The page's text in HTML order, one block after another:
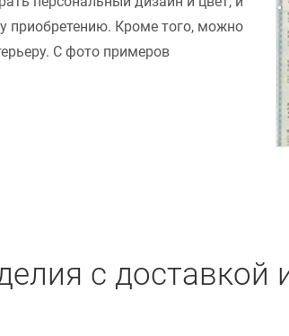
приобретению. Кроме того, можно
С фото примеров
с доставкой